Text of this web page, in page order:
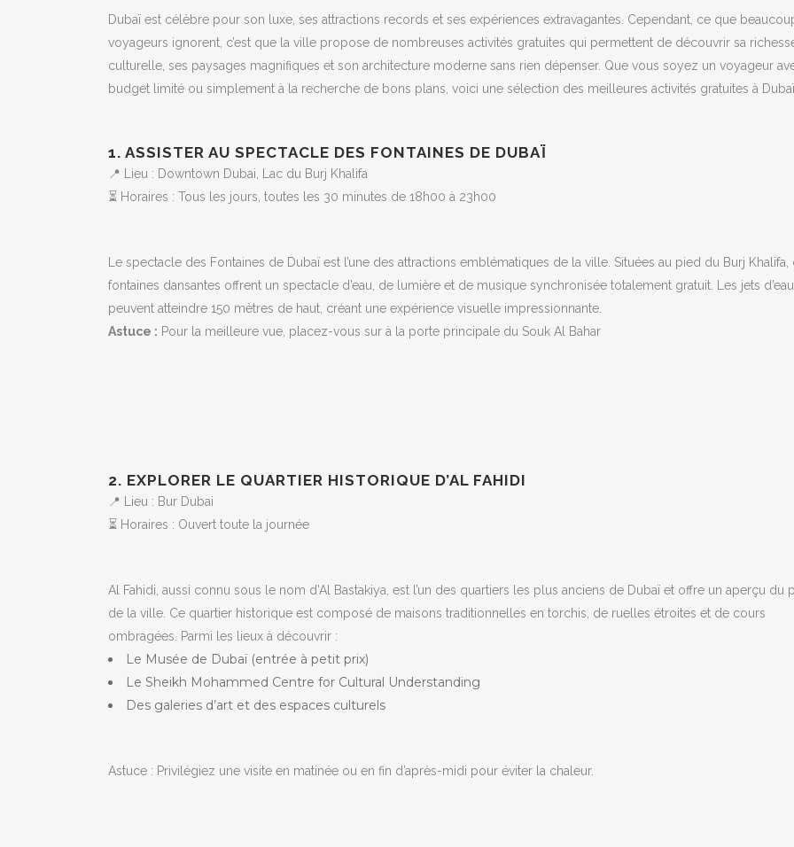
Dubaï est célèbre pour son luxe, ses attractions records et ses expériences extravagantes. Cependant, ce que
voyageurs ignorent, c’est que la ville propose de nombreuses activités gratuites qui permettent de découvrir sa
culturelle, ses paysages magnifiques et son architecture moderne sans rien dépenser. Que vous soyez un voyageur
budget limité ou simplement à la recherche de bons plans, voici une sélection des meilleures activités gratuites à Dubaï.
1. ASSISTER AU SPECTACLE DES FONTAINES DE DUBAÏ
📍 Lieu : Downtown Dubai, Lac du Burj Khalifa
⏳ Horaires : Tous les jours, toutes les 30 minutes de 18h00 à 23h00
Le spectacle des Fontaines de Dubaï est l’une des attractions emblématiques de la ville. Situées au pied du Burj Khalifa,
fontaines dansantes offrent un spectacle d’eau, de lumière et de musique synchronisée totalement gratuit. Les jets d’eau
peuvent atteindre 150 mètres de haut, créant une expérience visuelle impressionnante.
Astuce : Pour la meilleure vue, placez-vous sur à la porte principale du Souk Al Bahar
2. EXPLORER LE QUARTIER HISTORIQUE D’AL FAHIDI
📍 Lieu : Bur Dubai
⏳ Horaires : Ouvert toute la journée
Al Fahidi, aussi connu sous le nom d’Al Bastakiya, est l’un des quartiers les plus anciens de Dubaï et offre un aperçu du
de la ville. Ce quartier historique est composé de maisons traditionnelles en torchis, de ruelles étroites et de cours
ombragées. Parmi les lieux à découvrir :
Le Musée de Dubaï (entrée à petit prix)
Le Sheikh Mohammed Centre for Cultural Understanding
Des galeries d’art et des espaces culturels
Astuce : Privilégiez une visite en matinée ou en fin d’après-midi pour éviter la chaleur.